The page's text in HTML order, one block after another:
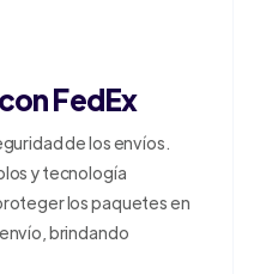
FedEx
de los envíos.
y tecnología
los paquetes en
brindando